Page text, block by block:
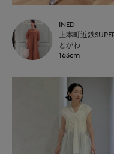
INED
とがわ
163cm